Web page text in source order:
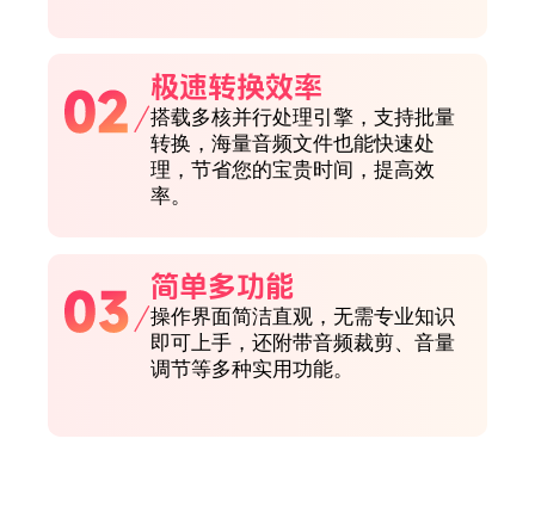
极速转换效率
搭载多核并行处理引擎，支持批量
转换，海量音频文件也能快速处
理，节省您的宝贵时间，提高效
率。
简单多功能
操作界面简洁直观，无需专业知识
即可上手，还附带音频裁剪、音量
调节等多种实用功能。